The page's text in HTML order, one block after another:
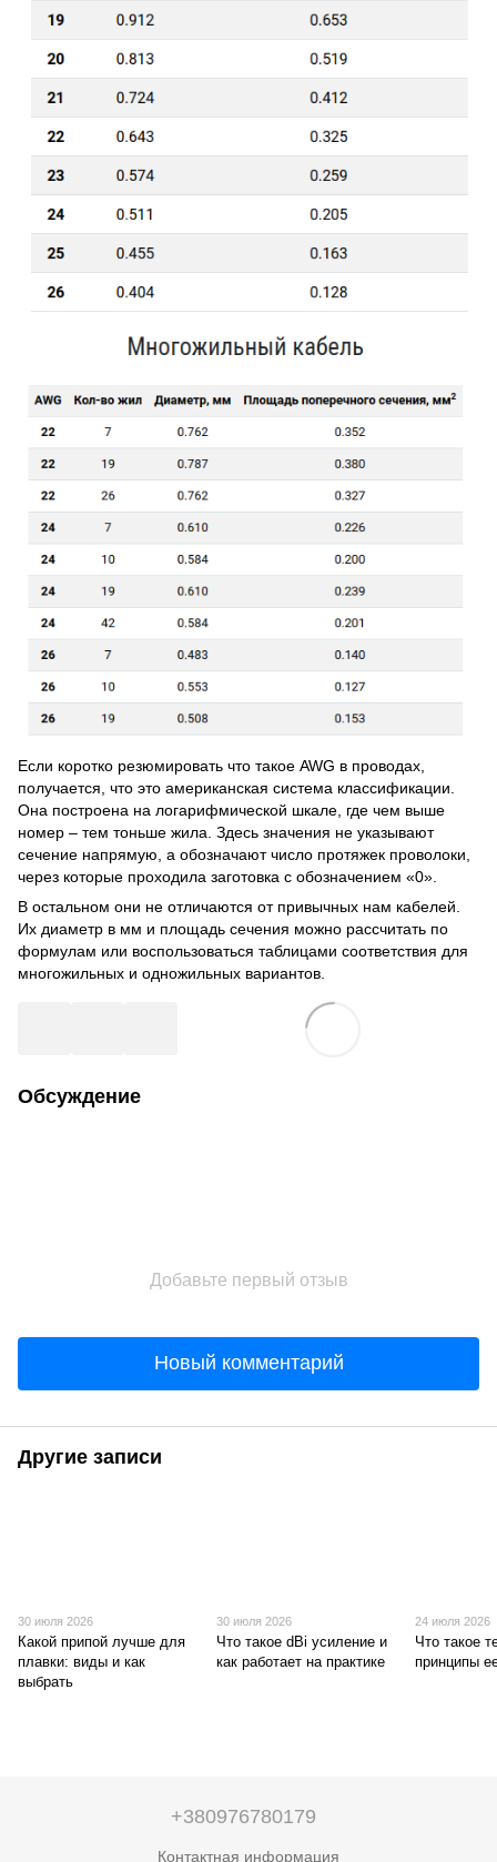
Если коротко резюмировать что такое AWG в проводах,
получается, что это американская система классификации.
Она построена на логарифмической шкале, где чем выше
номер – тем тоньше жила. Здесь значения не указывают
сечение напрямую, а обозначают число протяжек проволоки,
через которые проходила заготовка с обозначением «0».
В остальном они не отличаются от привычных нам кабелей.
Их диаметр в мм и площадь сечения можно рассчитать по
формулам или воспользоваться таблицами соответствия для
многожильных и одножильных вариантов.
Обсуждение
Добавьте первый отзыв
Новый комментарий
Другие записи
30 июля 2026
Какой припой лучше для
плавки: виды и как
выбрать
30 июля 2026
Что такое dBi усиление и
как работает на практике
24 июля 2026
Что такое
принципы
+380976780179
Контактная информация